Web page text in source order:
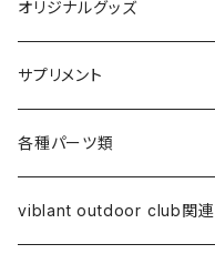
食器類
オイルランプ
オイル
替え芯
クーラー・ジャグ
ジャグ
ステッカー
Tシャツ
帽子類
アウター系
スウェット
オリジナルグッズ
ステッカー
食器類
ケース類
サプリメント
各種パーツ類
コールマン関連
viblant outdoor club関連